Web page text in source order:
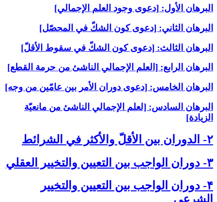
البرهان الأول: [دعوى وجود العلم الإجمالي‏]
البرهان الثاني: [دعوى كون الشكّ في المحصّل‏]
البرهان الثالث: [دعوى كون الشكّ في سقوط الأقلّ‏]
البرهان الرابع: [العلم الإجمالي الناشئ من حرمة القطع‏]
البرهان الخامس: [دعوى دوران الأمر بين عامّين من وجه‏]
البرهان السادس: [لعلم الإجمالي الناشئ من مانعيّة
الزيادة]
۲- الدوران بين الأقلّ والأكثر في الشرائط
۳- دوران الواجب بين التعيين والتخيير العقلي‏
۴- دوران الواجب بين التعيين والتخيير
الشرعي‏